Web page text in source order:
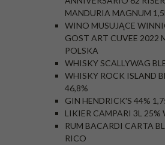
MANDURIA MAGNUM
WINO MUSUJĄCE
GOST ART CUVEE 2022
POLSKA
WHISKY SCALLYWAG
WHISKY ROCK ISLAND
46,8%
GIN HENDRICK'S 44%
LIKIER CAMPARI 3L
RUM BACARDI CARTA
RICO